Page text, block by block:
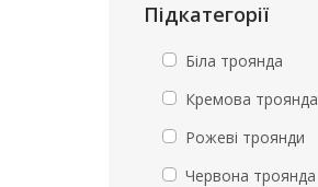
Підкатегорії
Біла троянда
Кремова троянда
Рожеві троянди
Червона троянда